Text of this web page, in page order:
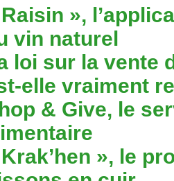
»,
vin naturel
loi sur la vente
elle vraiment
& Give, le
», le